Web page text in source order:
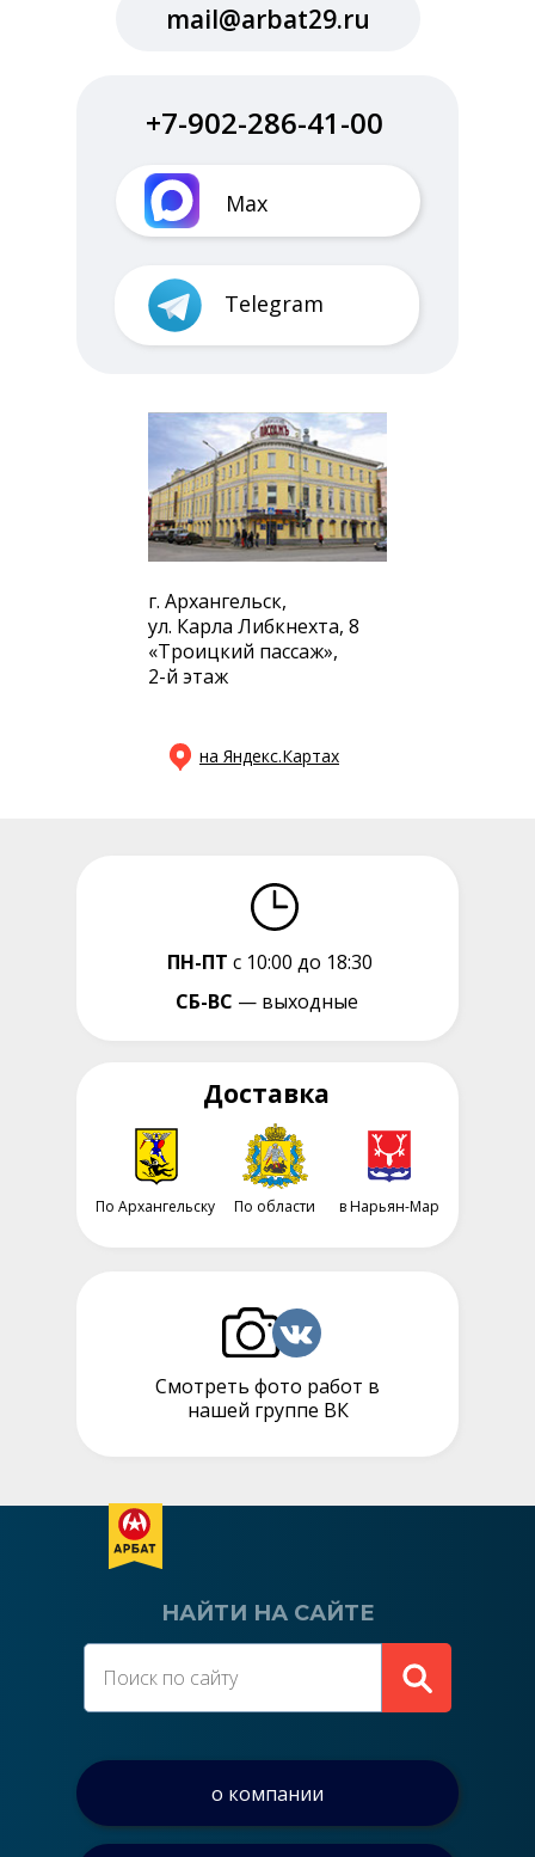
mail@arbat29.ru
о компании
Смотреть фото работ в
нашей группе ВК
Max
+7-902-286-41-00
ПН-ПТ с 10:00 до 18:30
Telegram
СБ-ВС — выходные
г. Архангельск,
ул. Карла Либкнехта, 8
«Троицкий пассаж»,
2-й этаж
на Яндекс.Картах
Доставка
По Архангельску в Нарьян-Мар
По области
НАЙТИ НА САЙТЕ